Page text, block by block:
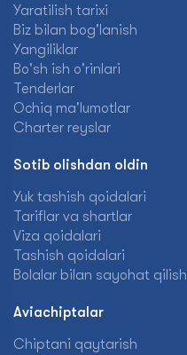
Yaratilish tarixi
Biz bilan bog'lanish
Yangiliklar
Bo'sh ish o'rinlari
Tenderlar
Ochiq ma'lumotlar
Charter reyslar
Sotib olishdan oldin
Yuk tashish qoidalari
Tariflar va shartlar
Viza qoidalari
Tashish qoidalari
Bolalar bilan sayohat qilish
Aviachiptalar
Chiptani qaytarish